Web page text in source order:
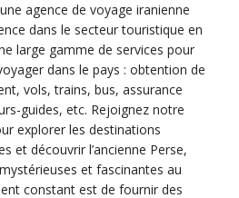
agence de voyage iranienne
dans le secteur touristique en
large gamme de services pour
dans le pays : obtention de
vols, trains, bus, assurance
guides, etc. Rejoignez notre
explorer les destinations
et découvrir l’ancienne Perse,
et fascinantes au
constant est de fournir des